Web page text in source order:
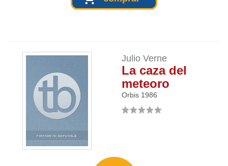
Julio Verne
La caza del
meteoro
Orbis 1986